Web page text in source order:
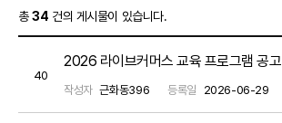
총34 건의 게시물이 있습니다.
40
2026 라이브커머스 교육 프로그램 공고
작성자 근화동396 등록일 2026-06-29